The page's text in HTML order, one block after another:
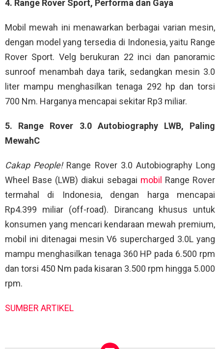
4. Range Rover Sport, Performa dan Gaya
Mobil mewah ini menawarkan berbagai varian mesin,
dengan model yang tersedia di Indonesia, yaitu Range
Rover Sport. Velg berukuran 22 inci dan panoramic
sunroof menambah daya tarik, sedangkan mesin 3.0
liter mampu menghasilkan tenaga 292 hp dan torsi
700 Nm. Harganya mencapai sekitar Rp3 miliar.
5. Range Rover 3.0 Autobiography LWB, Paling
MewahC
Cakap People!Range Rover 3.0 Autobiography Long
Wheel Base (LWB) diakui sebagai mobil Range Rover
termahal di Indonesia, dengan harga mencapai
Rp4.399 miliar (off-road). Dirancang khusus untuk
konsumen yang mencari kendaraan mewah premium,
mobil ini ditenagai mesin V6 supercharged 3.0L yang
mampu menghasilkan tenaga 360 HP pada 6.500 rpm
dan torsi 450 Nm pada kisaran 3.500 rpm hingga 5.000
rpm.
SUMBER ARTIKEL